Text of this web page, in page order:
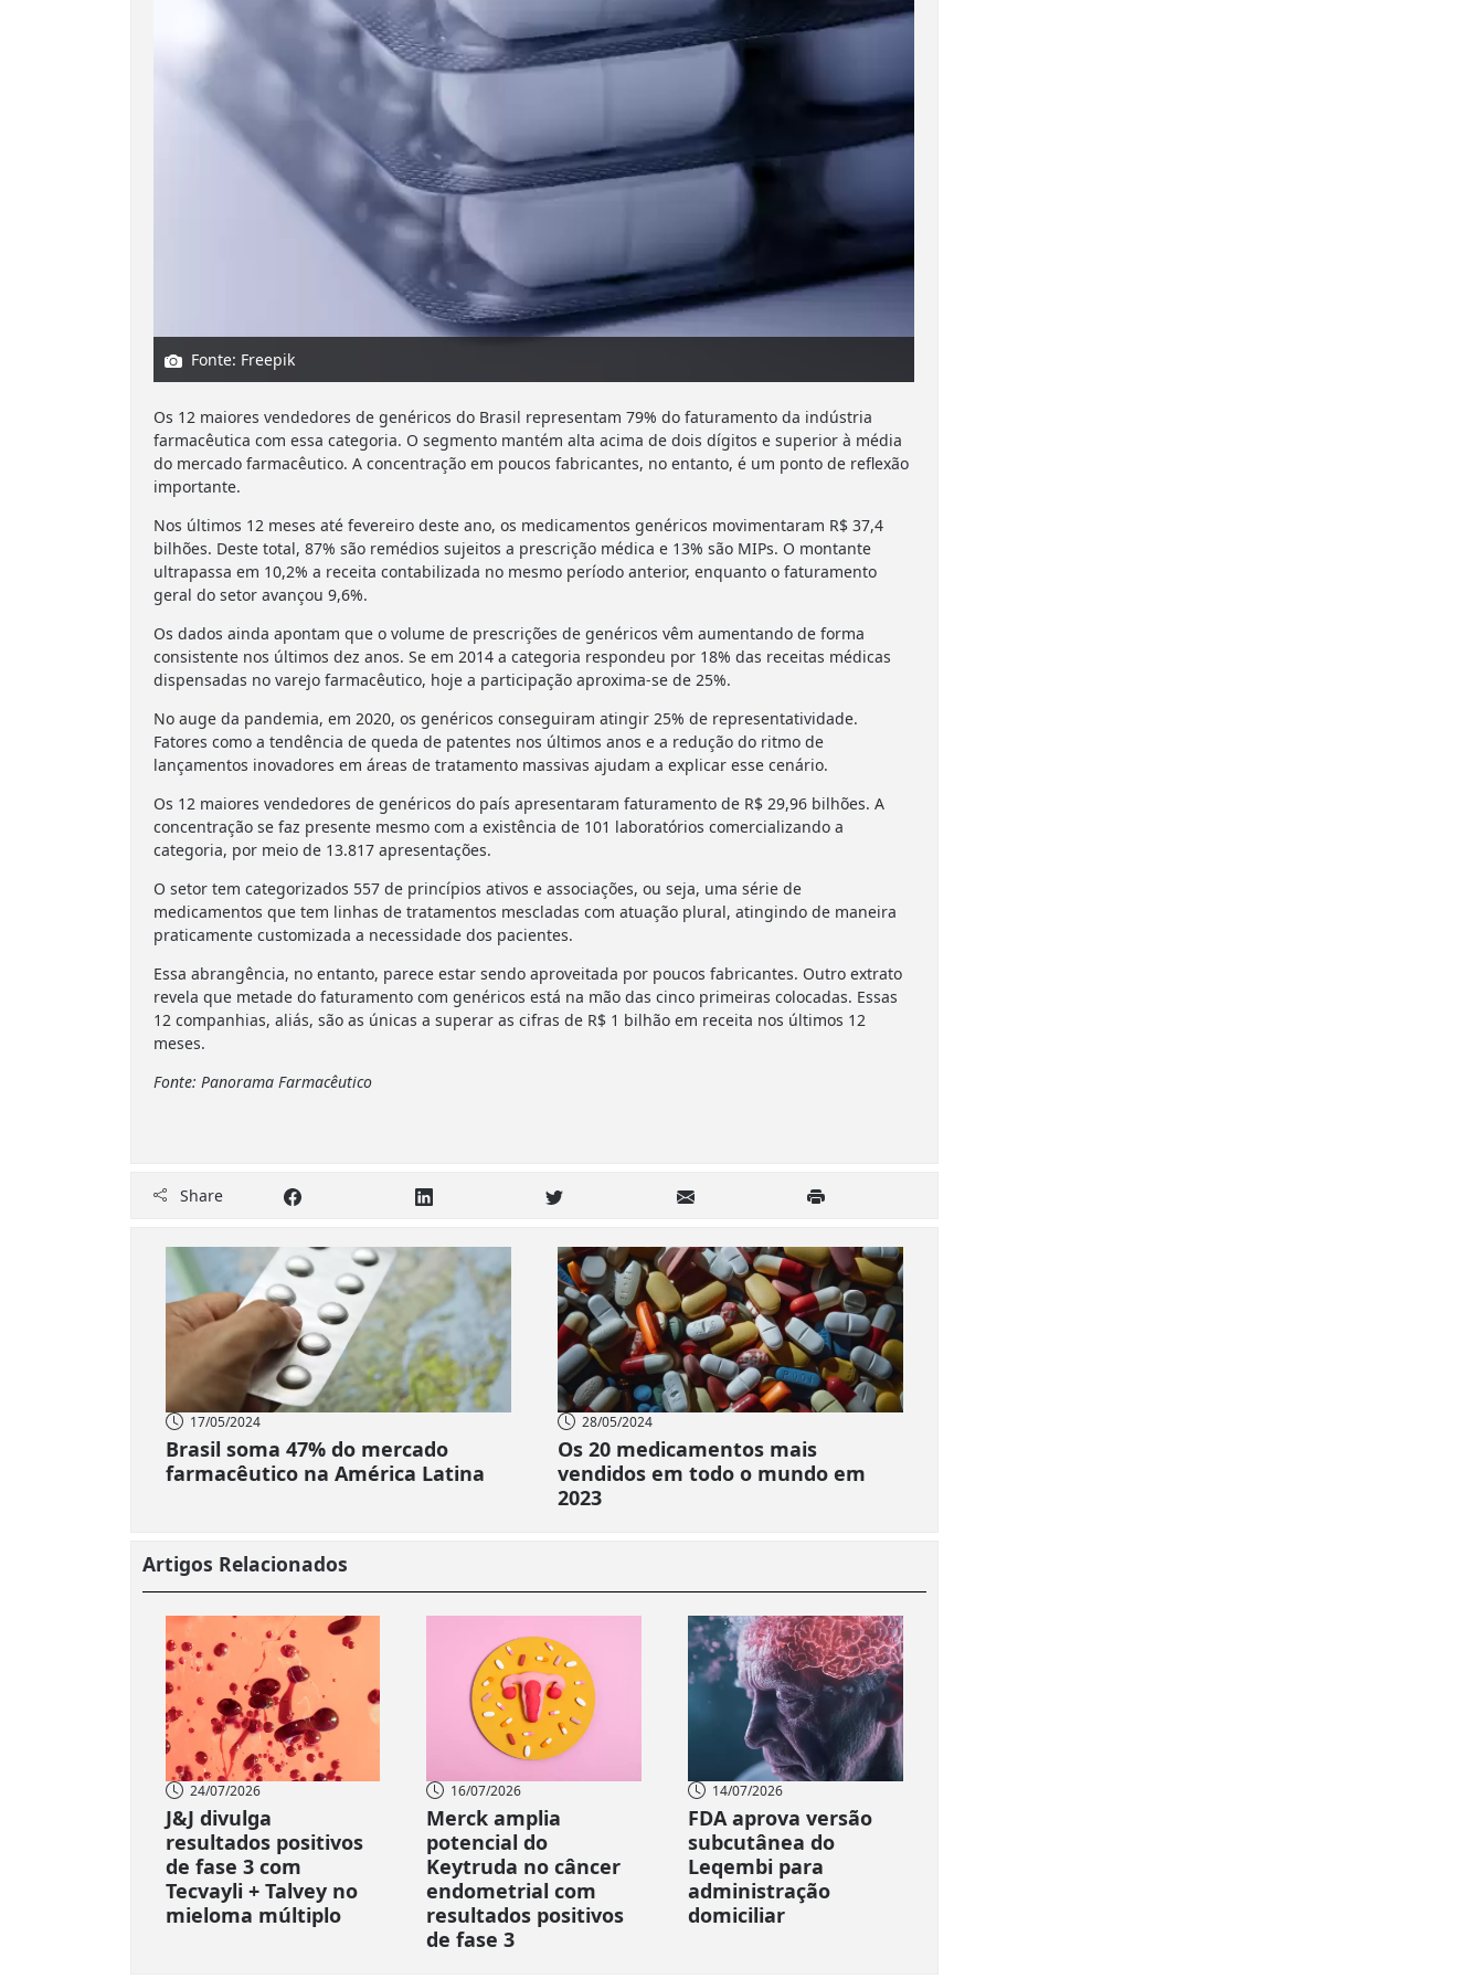
Fonte: Freepik
Os 12 maiores vendedores de genéricos do Brasil representam 79% do faturamento da indústria
farmacêutica com essa categoria. O segmento mantém alta acima de dois dígitos e superior à média
do mercado farmacêutico. A concentração em poucos fabricantes, no entanto, é um ponto de reflexão
importante.
Nos últimos 12 meses até fevereiro deste ano, os medicamentos genéricos movimentaram R$ 37,4
bilhões. Deste total, 87% são remédios sujeitos a prescrição médica e 13% são MIPs. O montante
ultrapassa em 10,2% a receita contabilizada no mesmo período anterior, enquanto o faturamento
geral do setor avançou 9,6%.
Os dados ainda apontam que o volume de prescrições de genéricos vêm aumentando de forma
consistente nos últimos dez anos. Se em 2014 a categoria respondeu por 18% das receitas médicas
dispensadas no varejo farmacêutico, hoje a participação aproxima-se de 25%.
No auge da pandemia, em 2020, os genéricos conseguiram atingir 25% de representatividade.
Fatores como a tendência de queda de patentes nos últimos anos e a redução do ritmo de
lançamentos inovadores em áreas de tratamento massivas ajudam a explicar esse cenário.
Os 12 maiores vendedores de genéricos do país apresentaram faturamento de R$ 29,96 bilhões. A
concentração se faz presente mesmo com a existência de 101 laboratórios comercializando a
categoria, por meio de 13.817 apresentações.
O setor tem categorizados 557 de princípios ativos e associações, ou seja, uma série de
medicamentos que tem linhas de tratamentos mescladas com atuação plural, atingindo de maneira
praticamente customizada a necessidade dos pacientes.
Essa abrangência, no entanto, parece estar sendo aproveitada por poucos fabricantes. Outro extrato
revela que metade do faturamento com genéricos está na mão das cinco primeiras colocadas. Essas
12 companhias, aliás, são as únicas a superar as cifras de R$ 1 bilhão em receita nos últimos 12
meses.
Fonte: Panorama Farmacêutico
Share
17/05/2024
Brasil soma 47% do mercado
farmacêutico na América Latina
28/05/2024
Os 20 medicamentos mais
vendidos em todo o mundo em
2023
Artigos Relacionados
24/07/2026
J&J divulga
resultados positivos
de fase 3 com
Tecvayli + Talvey no
mieloma múltiplo
16/07/2026
Merck amplia
potencial do
Keytruda no câncer
endometrial com
resultados positivos
de fase 3
14/07/2026
FDA aprova versão
subcutânea do
Leqembi para
administração
domiciliar